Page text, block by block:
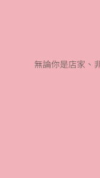
無論你是店家、